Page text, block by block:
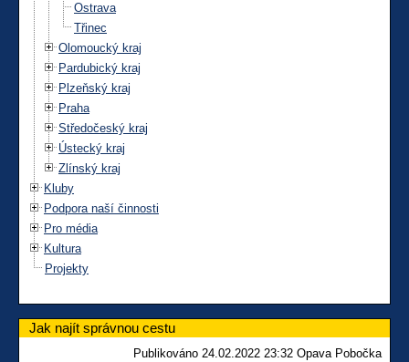
Ostrava
Třinec
Olomoucký kraj
Pardubický kraj
Plzeňský kraj
Praha
Středočeský kraj
Ústecký kraj
Zlínský kraj
Kluby
Podpora naší činnosti
Pro média
Kultura
Projekty
Jak najít správnou cestu
Publikováno 24.02.2022 23:32 Opava Pobočka